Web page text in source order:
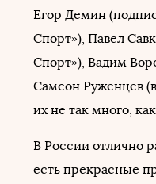
Егор Демин
Спорт»), Павел
Спорт»), Вадим
Самсон Руженцев
их не так много,
В России отлично
есть прекрасные